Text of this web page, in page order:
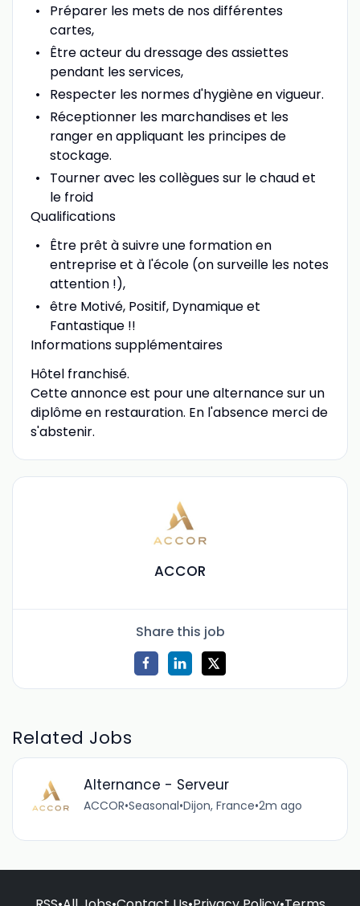
Préparer les mets de nos différentes
cartes,
Être acteur du dressage des assiettes
pendant les services,
Respecter les normes d'hygiène en vigueur.
Réceptionner les marchandises et les
ranger en appliquant les principes de
stockage.
Tourner avec les collègues sur le chaud et
le froid
Qualifications
Être prêt à suivre une formation en
entreprise et à l'école (on surveille les notes
attention !),
être Motivé, Positif, Dynamique et
Fantastique !!
Informations supplémentaires
Hôtel franchisé.
Cette annonce est pour une alternance sur un
diplôme en restauration. En l'absence merci de
s'abstenir.
ACCOR
Share this job
Related Jobs
Alternance - Serveur
ACCOR•Seasonal•Dijon, France•2m ago